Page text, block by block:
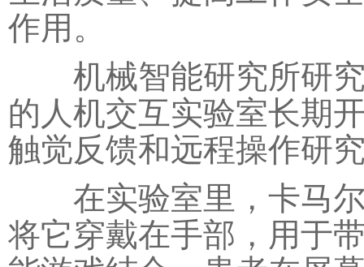
作用。
机械智能研究所研究
的人机交互实验室长期
触觉反馈和远程操作研
在实验室里，卡马尔
将它穿戴在手部，用于